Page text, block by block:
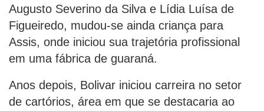
Augusto Severino da Silva e Lídia Luísa de
Figueiredo, mudou-se ainda criança para
Assis, onde iniciou sua trajetória profissional
em uma fábrica de guaraná.
Anos depois, Bolivar iniciou carreira no setor
de cartórios, área em que se destacaria ao